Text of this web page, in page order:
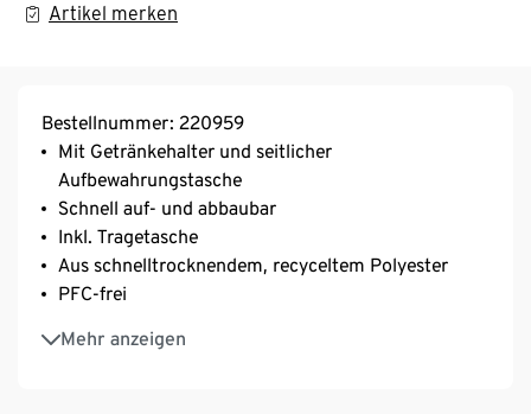
Artikel merken
Bestellnummer: 220959
Mit Getränkehalter und seitlicher
Aufbewahrungstasche
Schnell auf- und abbaubar
Inkl. Tragetasche
Aus schnelltrocknendem, recyceltem Polyester
PFC-frei
Mehr anzeigen
Gewicht ca. 4,5 kg
Tragkraft bis zu 120 kg